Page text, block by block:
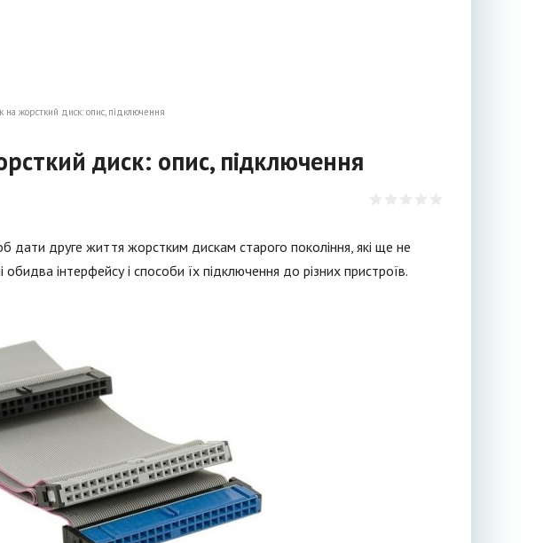
на жорсткий диск: опис, підключення
диск: опис, підключення
дати друге життя жорстким дискам старого покоління, які ще не
інтерфейсу і способи їх підключення до різних пристроїв.